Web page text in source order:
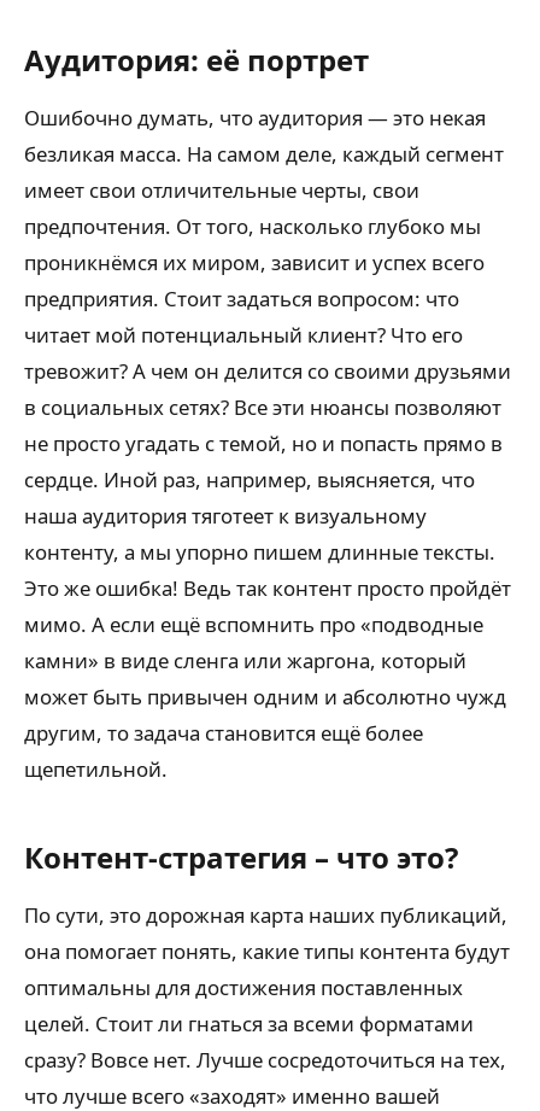
Аудитория: её портрет
Ошибочно думать, что аудитория — это некая
безликая масса. На самом деле, каждый сегмент
имеет свои отличительные черты, свои
предпочтения. От того, насколько глубоко мы
проникнёмся их миром, зависит и успех всего
предприятия. Стоит задаться вопросом: что
читает мой потенциальный клиент? Что его
тревожит? А чем он делится со своими друзьями
в социальных сетях? Все эти нюансы позволяют
не просто угадать с темой, но и попасть прямо в
сердце. Иной раз, например, выясняется, что
наша аудитория тяготеет к визуальному
контенту, а мы упорно пишем длинные тексты.
Это же ошибка! Ведь так контент просто пройдёт
мимо. А если ещё вспомнить про «подводные
камни» в виде сленга или жаргона, который
может быть привычен одним и абсолютно чужд
другим, то задача становится ещё более
щепетильной.
Контент-стратегия – что это?
По сути, это дорожная карта наших публикаций,
она помогает понять, какие типы контента будут
оптимальны для достижения поставленных
целей. Стоит ли гнаться за всеми форматами
сразу? Вовсе нет. Лучше сосредоточиться на тех,
что лучше всего «заходят» именно вашей